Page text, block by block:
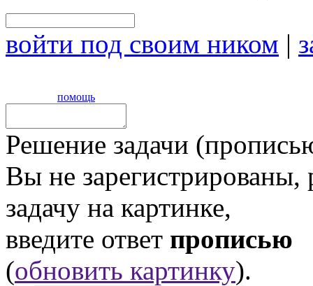
войти под своим ником |
помощь
Решение задачи
Вы не
задачу на картинке,
введите ответ прописью
(обновить картинку).